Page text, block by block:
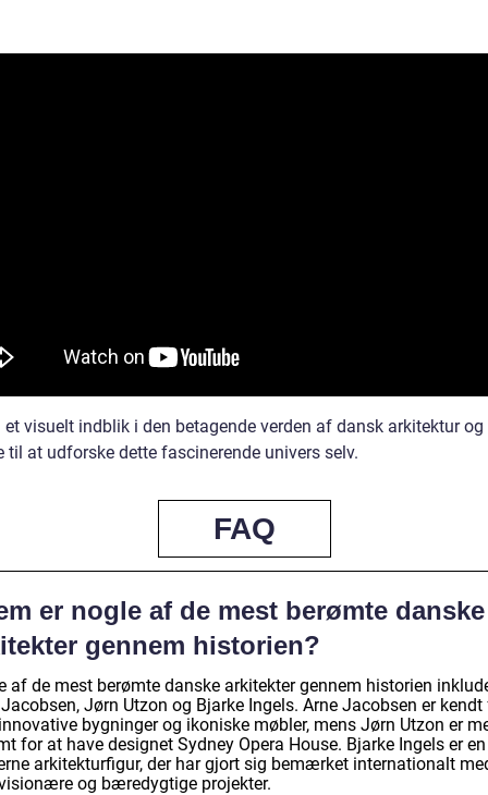
visuelt indblik i den betagende verden af dansk arkitektur
til at udforske dette fascinerende univers selv.
FAQ
er nogle af de mest berømte danske
gennem historien?
af de mest berømte danske arkitekter gennem historien
Jørn Utzon og Bjarke Ingels. Arne Jacobsen er kendt
bygninger og ikoniske møbler, mens Jørn Utzon er
for at have designet Sydney Opera House. Bjarke Ingels er en
arkitekturfigur, der har gjort sig bemærket internationalt
og bæredygtige projekter.